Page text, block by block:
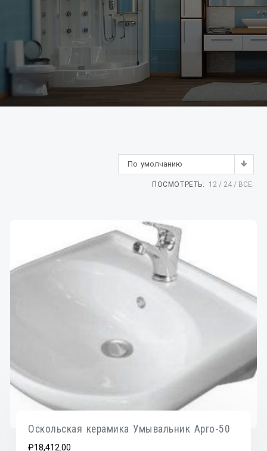
По умолчанию
ПОСМОТРЕТЬ: 12 24 ВСЕ:
Оскольская керамика Умывальник Арго-50
₽18,412.00